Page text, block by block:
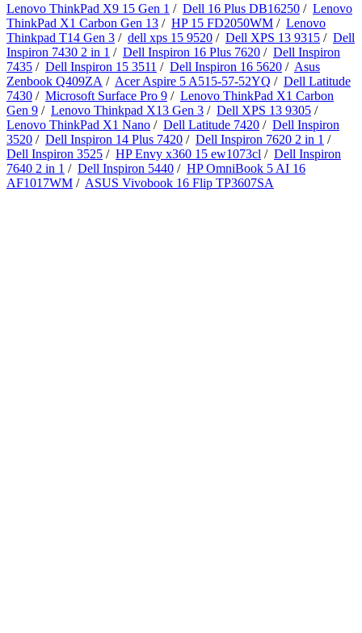
Lenovo ThinkPad X9 15 Gen 1 / Dell 16 Plus DB16250 / Lenovo
ThinkPad X1 Carbon Gen 13 / HP 15 FD2050WM / Lenovo
Thinkpad T14 Gen 3 / dell xps 15 9520 / Dell XPS 13 9315 / Dell
Inspiron 7430 2 in 1 / Dell Inspiron 16 Plus 7620 / Dell Inspiron
7435 / Dell Inspiron 15 3511 / Dell Inspiron 16 5620 / Asus
Zenbook Q409ZA / Acer Aspire 5 A515-57-52YQ / Dell Latitude
7430 / Microsoft Surface Pro 9 / Lenovo ThinkPad X1 Carbon
Gen 9 / Lenovo Thinkpad X13 Gen 3 / Dell XPS 13 9305 /
Lenovo ThinkPad X1 Nano / Dell Latitude 7420 / Dell Inspiron
3520 / Dell Inspiron 14 Plus 7420 / Dell Inspiron 7620 2 in 1 /
Dell Inspiron 3525 / HP Envy x360 15 ew1073cl / Dell Inspiron
7640 2 in 1 / Dell Inspiron 5440 / HP OmniBook 5 AI 16
AF1017WM / ASUS Vivobook 16 Flip TP3607SA